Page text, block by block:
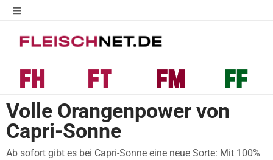
Volle Orangenpower von
Capri-Sonne
Ab sofort gibt es bei Capri-Sonne eine neue Sorte: Mit 100%